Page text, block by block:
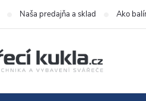
Naša predajňa a sklad Ako